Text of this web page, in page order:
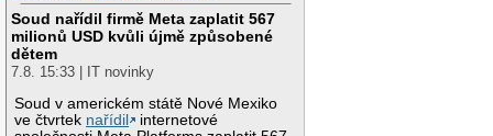
Soud nařídil firmě Meta zaplatit 567
milionů USD kvůli újmě způsobené
dětem
7.8. 15:33 | IT novinky
Soud v americkém státě Nové Mexiko
ve čtvrtek nařídil
internetové